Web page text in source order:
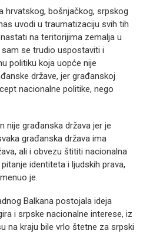
hrvatskog, bošnjačkog, srpskog
uvodi u traumatizaciju svih tih
na teritorijima zemalja u
sam se trudio uspostaviti i
politiku koja uopće nije
države, jer građanskoj
nacionalne politike, nego
nije građanska država jer je
građanska država ima
ali i obvezu štititi nacionalna
identiteta i ljudskih prava,
je.
Balkana postojala ideja
i srpske nacionalne interese, iz
na kraju bile vrlo štetne za srpski